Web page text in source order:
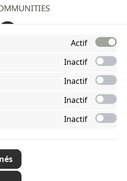
Actif
Inactif
Inactif
Inactif
Inactif